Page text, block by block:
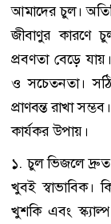
আমাদের চুল।
জীবাণুর কারণে
প্রবণতা বেড়ে
ও সচেতনতা।
প্রাণবন্ত রাখা
কার্যকর উপায়।
১. চুল ভিজলে দ্রুত
খুবই স্বাভাবিক।
খুশকি এবং